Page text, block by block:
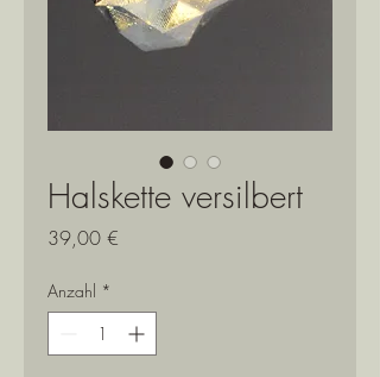
Halskette versilbert
39,00 €
Anzahl *